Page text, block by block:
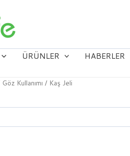
ÜRÜNLER HABERLER
Göz Kullanımı / Kaş Jeli